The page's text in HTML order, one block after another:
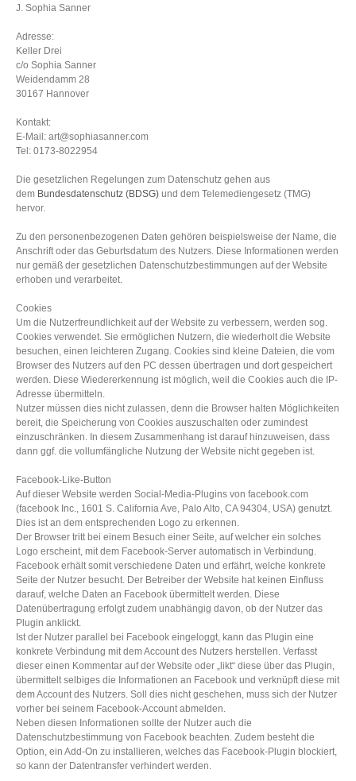
J. Sophia Sanner
Adresse:
Keller Drei
c/o Sophia Sanner
Weidendamm 28
30167 Hannover
Kontakt:
E-Mail: art@sophiasanner.com
Tel: 0173-8022954
Die gesetzlichen Regelungen zum Datenschutz gehen aus
dem Bundesdatenschutz (BDSG) und dem Telemediengesetz (TMG)
hervor.
Zu den personenbezogenen Daten gehören beispielsweise der Name, die
Anschrift oder das Geburtsdatum des Nutzers. Diese Informationen werden
nur gemäß der gesetzlichen Datenschutzbestimmungen auf der Website
erhoben und verarbeitet.
Cookies
Um die Nutzerfreundlichkeit auf der Website zu verbessern, werden sog.
Cookies verwendet. Sie ermöglichen Nutzern, die wiederholt die Website
besuchen, einen leichteren Zugang. Cookies sind kleine Dateien, die vom
Browser des Nutzers auf den PC dessen übertragen und dort gespeichert
werden. Diese Wiedererkennung ist möglich, weil die Cookies auch die IP-
Adresse übermitteln.
Nutzer müssen dies nicht zulassen, denn die Browser halten Möglichkeiten
bereit, die Speicherung von Cookies auszuschalten oder zumindest
einzuschränken. In diesem Zusammenhang ist darauf hinzuweisen, dass
dann ggf. die vollumfängliche Nutzung der Website nicht gegeben ist.
Facebook-Like-Button
Auf dieser Website werden Social-Media-Plugins von facebook.com
(facebook Inc., 1601 S. California Ave, Palo Alto, CA 94304, USA) genutzt.
Dies ist an dem entsprechenden Logo zu erkennen.
Der Browser tritt bei einem Besuch einer Seite, auf welcher ein solches
Logo erscheint, mit dem Facebook-Server automatisch in Verbindung.
Facebook erhält somit verschiedene Daten und erfährt, welche konkrete
Seite der Nutzer besucht. Der Betreiber der Website hat keinen Einfluss
darauf, welche Daten an Facebook übermittelt werden. Diese
Datenübertragung erfolgt zudem unabhängig davon, ob der Nutzer das
Plugin anklickt.
Ist der Nutzer parallel bei Facebook eingeloggt, kann das Plugin eine
konkrete Verbindung mit dem Account des Nutzers herstellen. Verfasst
dieser einen Kommentar auf der Website oder „likt“ diese über das Plugin,
übermittelt selbiges die Informationen an Facebook und verknüpft diese mit
dem Account des Nutzers. Soll dies nicht geschehen, muss sich der Nutzer
vorher bei seinem Facebook-Account abmelden.
Neben diesen Informationen sollte der Nutzer auch die
Datenschutzbestimmung von Facebook beachten. Zudem besteht die
Option, ein Add-On zu installieren, welches das Facebook-Plugin blockiert,
so kann der Datentransfer verhindert werden.